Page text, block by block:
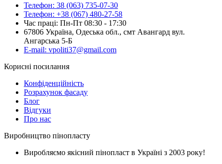
Телефон: 38 (063) 735-07-30
Телефон: +38 (067) 480-27-58
Час праці: Пн-Пт 08:30 - 17:30
67806 Україна, Одеська обл., смт Авангард вул.
Ангарська 5-Б
E-mail: vpoliti37@gmail.com
Корисні посилання
Конфіденційність
Розрахунок фасаду
Блог
Відгуки
Про нас
Виробництво пінопласту
Виробляємо якісний пінопласт в Україні з 2003 року!